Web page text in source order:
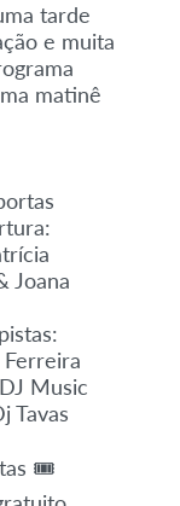
tarde
e muita
matinê
Joana
Ferreira
Music
Tavas
🎟️